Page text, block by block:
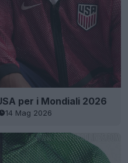
per i Mondiali 2026
14 Mag 2026